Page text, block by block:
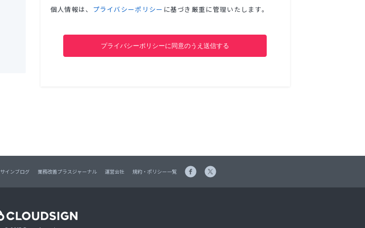
個人情報は、 プライバシーポリシー に基づき厳重に管理いたします。
インブログ 業務改善プラスジャーナル 運営会社 規約・ポリシー一覧